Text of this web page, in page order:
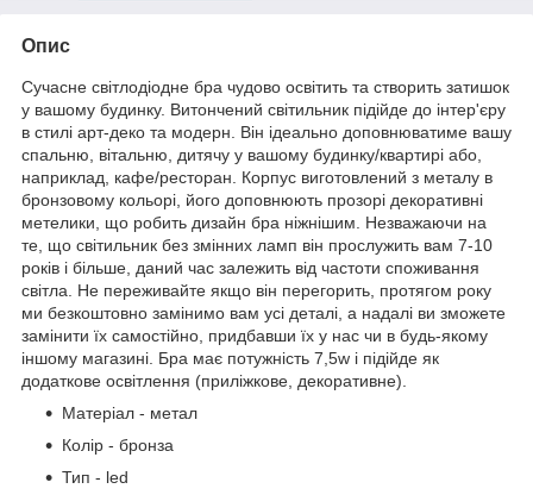
Опис
Сучасне світлодіодне бра чудово освітить та створить затишок
у вашому будинку. Витончений світильник підійде до інтер'єру
в стилі арт-деко та модерн. Він ідеально доповнюватиме вашу
спальню, вітальню, дитячу у вашому будинку/квартирі або,
наприклад, кафе/ресторан. Корпус виготовлений з металу в
бронзовому кольорі, його доповнюють прозорі декоративні
метелики, що робить дизайн бра ніжнішим. Незважаючи на
те, що світильник без змінних ламп він прослужить вам 7-10
років і більше, даний час залежить від частоти споживання
світла. Не переживайте якщо він перегорить, протягом року
ми безкоштовно замінимо вам усі деталі, а надалі ви зможете
замінити їх самостійно, придбавши їх у нас чи в будь-якому
іншому магазині. Бра має потужність 7,5w і підійде як
додаткове освітлення (приліжкове, декоративне).
Матеріал - метал
Колір - бронза
Тип - led